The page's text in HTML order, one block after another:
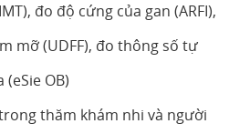
đo độ cứng của gan (ARFI),
mỡ (UDFF), đo thông số tự
OB)
thăm khám nhi và người